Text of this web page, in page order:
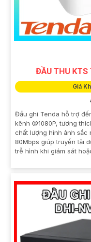
ĐẦU THU KTS
Giá
Đầu ghi Tenda hỗ trợ
kênh @1080P, tương
chất lượng hình ảnh sắc
80Mbps giúp truyền tải
trễ hình khi giám sát